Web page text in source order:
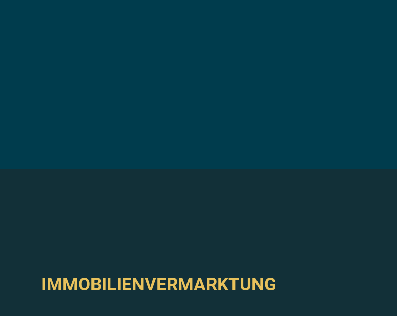
IMMOBILIENVERMARKTUNG